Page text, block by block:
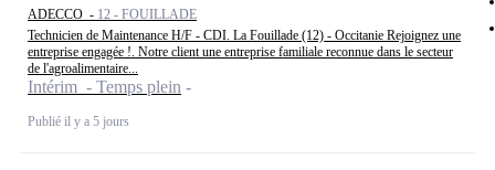
ADECCO - 12 - FOUILLADE
Technicien de Maintenance H/F - CDI. La Fouillade (12) - Occitanie Rejoignez une
entreprise engagée !. Notre client une entreprise familiale reconnue dans le secteur
de l'agroalimentaire...
Intérim - Temps plein
Publié il y a 5 jours